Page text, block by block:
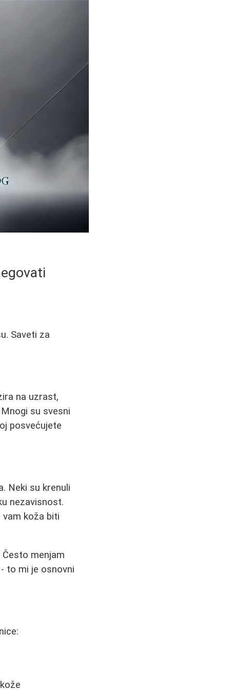
Saveti za
na uzrast,
su svesni
posvećujete
Neki su krenuli
nezavisnost.
koža biti
menjam
to mi je osnovni